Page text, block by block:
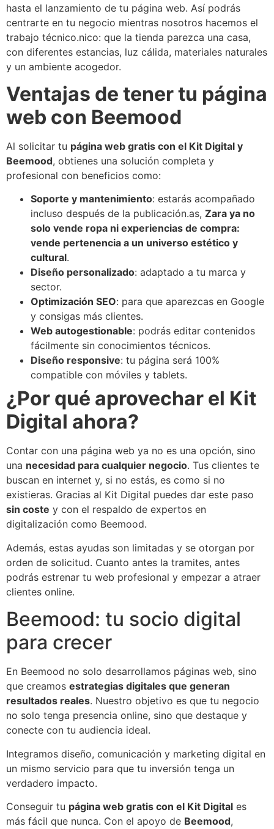
hasta el lanzamiento de tu página web. Así podrás
centrarte en tu negocio mientras nosotros hacemos el
trabajo técnico.nico: que la tienda parezca una casa,
con diferentes estancias, luz cálida, materiales naturales
y un ambiente acogedor.
Ventajas de tener tu página
web con Beemood
Al solicitar tu página web gratis con el Kit Digital y
Beemood, obtienes una solución completa y
profesional con beneficios como:
Soporte y mantenimiento: estarás acompañado
incluso después de la publicación.as, Zara ya no
solo vende ropa ni experiencias de compra:
vende pertenencia a un universo estético y
cultural.
Diseño personalizado: adaptado a tu marca y
sector.
Optimización SEO: para que aparezcas en Google
y consigas más clientes.
Web autogestionable: podrás editar contenidos
fácilmente sin conocimientos técnicos.
Diseño responsive: tu página será 100%
compatible con móviles y tablets.
¿Por qué aprovechar el Kit
Digital ahora?
Contar con una página web ya no es una opción, sino
una necesidad para cualquier negocio. Tus clientes te
buscan en internet y, si no estás, es como si no
existieras. Gracias al Kit Digital puedes dar este paso
sin coste y con el respaldo de expertos en
digitalización como Beemood.
Además, estas ayudas son limitadas y se otorgan por
orden de solicitud. Cuanto antes la tramites, antes
podrás estrenar tu web profesional y empezar a atraer
clientes online.
Beemood: tu socio digital
para crecer
En Beemood no solo desarrollamos páginas web, sino
que creamos estrategias digitales que generan
resultados reales. Nuestro objetivo es que tu negocio
no solo tenga presencia online, sino que destaque y
conecte con tu audiencia ideal.
Integramos diseño, comunicación y marketing digital en
un mismo servicio para que tu inversión tenga un
verdadero impacto.
Conseguir tu página web gratis con el Kit Digital es
más fácil que nunca. Con el apoyo de Beemood,